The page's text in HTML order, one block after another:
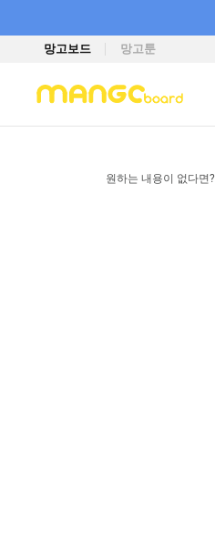
망고보드 망고툰
원하는 내용이 없다면?